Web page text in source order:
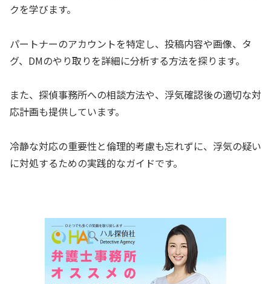
クを学びます。
パートナーのアカウントを特定し、投稿内容や画像、タ
グ、DMのやり取りを詳細に分析する方法を探ります。
また、探偵事務所への相談方法や、浮気確認後の適切な対
応計画も提供しています。
冷静な対応の重要性と倫理的考慮も忘れずに、浮気の疑い
に対処するための実践的なガイドです。